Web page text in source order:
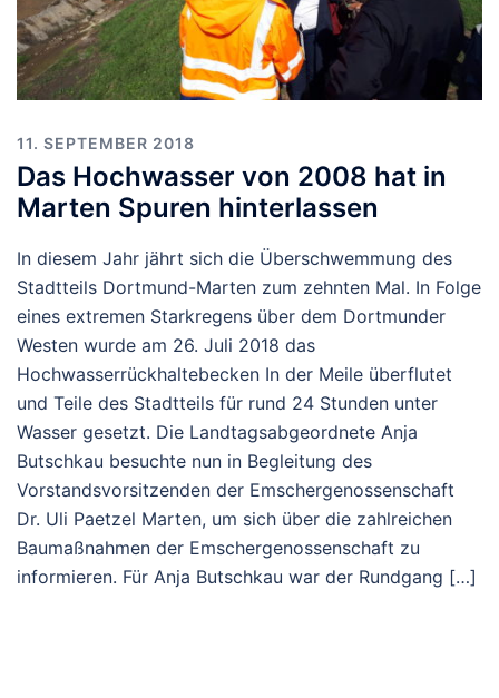
11. SEPTEMBER 2018
Das Hochwasser von 2008 hat in
Marten Spuren hinterlassen
In diesem Jahr jährt sich die Überschwemmung des
Stadtteils Dortmund-Marten zum zehnten Mal. In Folge
eines extremen Starkregens über dem Dortmunder
Westen wurde am 26. Juli 2018 das
Hochwasserrückhaltebecken In der Meile überflutet
und Teile des Stadtteils für rund 24 Stunden unter
Wasser gesetzt. Die Landtagsabgeordnete Anja
Butschkau besuchte nun in Begleitung des
Vorstandsvorsitzenden der Emschergenossenschaft
Dr. Uli Paetzel Marten, um sich über die zahlreichen
Baumaßnahmen der Emschergenossenschaft zu
informieren. Für Anja Butschkau war der Rundgang […]